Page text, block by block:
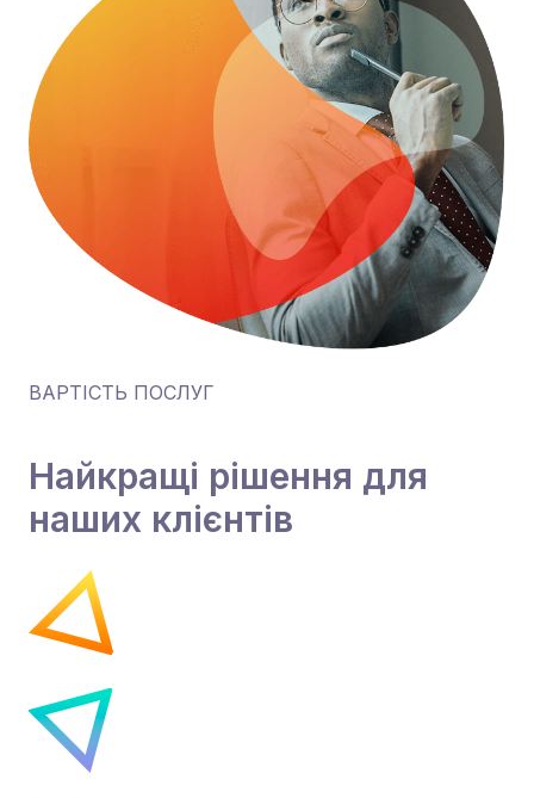
ВАРТІСТЬ ПОСЛУГ
Найкращі рішення для
наших клієнтів